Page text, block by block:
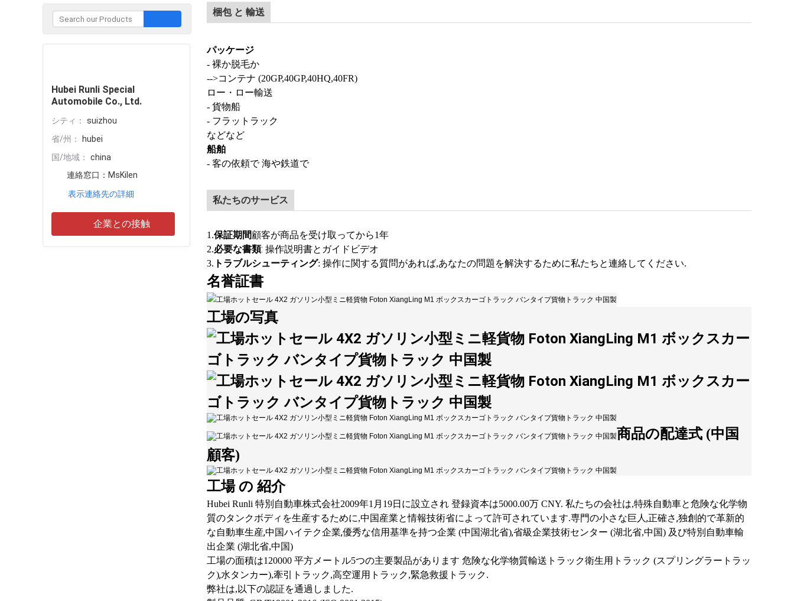
Hubei Runli Special
Automobile Co., Ltd.
シティ：
suizhou
省/州：
hubei
国/地域：
china
連絡窓口： MsKilen
表示連絡先の詳細
企業との接触
梱包 と 輸送
パッケージ
- 裸か脱毛か
-->コンテナ (20GP,40GP,40HQ,40FR)
ロー・ロー輸送
- 貨物船
- フラットラック
などなど
船舶
- 客の依頼で 海や鉄道で
私たちのサービス
1.保証期間顧客が商品を受け取ってから1年
2.必要な書類: 操作説明書とガイドビデオ
3. トラブルシューティング: 操作に関する質問があれば,あなたの問題を解決するために私たちと連絡してください.
名誉証書
工場の写真
商品の配達式 (中国
顧客)
工場 の 紹介
Hubei Runli 特別自動車株式会社2009年1月19日に設立され 登録資本は5000.00万 CNY. 私たちの会社は,特殊自動車と危険な化学物
質のタンクボディを生産するために,中国産業と情報技術省によって許可されています.専門の小さな巨人 ,正確さ,独創的で革新的
な自動車生産,中国ハイテク企業,優秀な信用基準を持つ企業 (中国湖北省),省級企業技術センター (湖北省,中国) 及び特別自動車輸
出企業 (湖北省,中国)
工場の面積は120000 平方メートル5つの主要製品があります 危険な化学物質輸送トラック衛生用トラック (スプリングラートラッ
ク),水タンカー),牽引トラック,高空運用トラック,緊急救援トラック.
弊社は,以下の認証を通過しました.